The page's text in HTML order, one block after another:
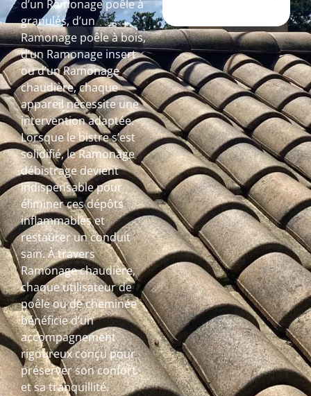
d’un Ramonage poêle à
granulés, d’un
Ramonage poêle à bois,
d’un Ramonage insert
ou d’un Ramonage
chaudière, chaque
appareil nécessite une
intervention adaptée.
Lorsque le bistre s’est
solidifié, le Ramonage
débistrage devient
indispensable pour
éliminer ces dépôts
inflammables et
restaurer un conduit
sain. À travers
Ramonage chaudière,
chaque utilisateur de
poêle ou de cheminée
bénéficie d’un
accompagnement
rigoureux conçu pour
préserver son confort
et sa tranquillité.